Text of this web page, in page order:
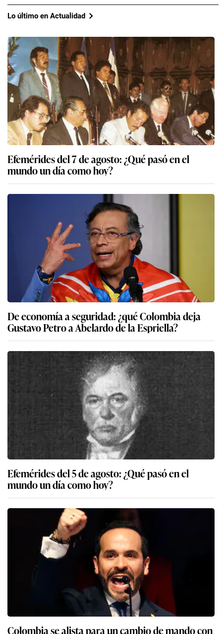
Lo último en Actualidad
Efemérides del 7 de agosto: ¿Qué pasó en el
mundo un día como hoy?
De economía a seguridad: ¿qué Colombia deja
Gustavo Petro a Abelardo de la Espriella?
Efemérides del 5 de agosto: ¿Qué pasó en el
mundo un día como hoy?
Colombia se alista para un cambio de mando con